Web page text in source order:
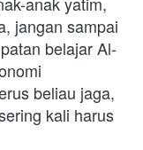
jangan sampai
belajar Al-
beliau jaga,
kali harus